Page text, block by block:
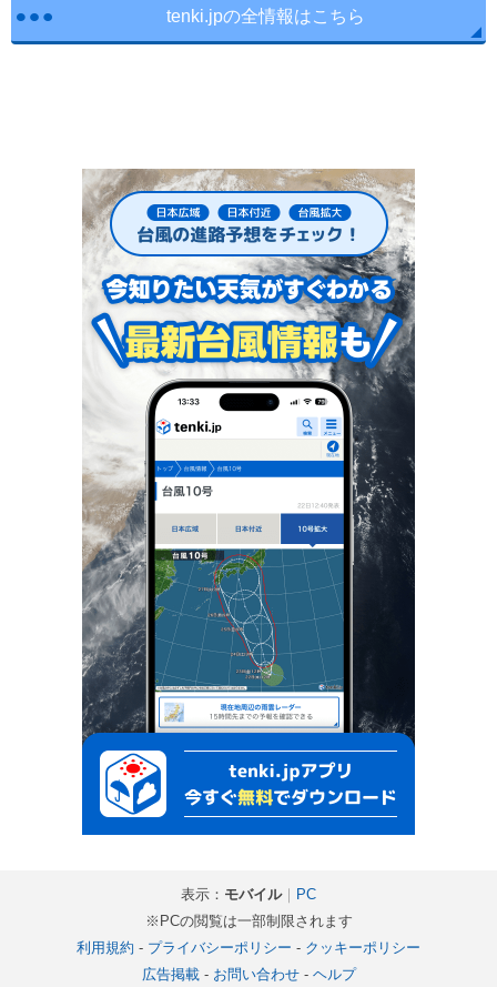
tenki.jpの全情報はこちら
表示： モバイル｜ PC
※PCの閲覧は一部制限されます
利用規約 - プライバシーポリシー - クッキーポリシー
広告掲載- お問い合わせ- ヘルプ